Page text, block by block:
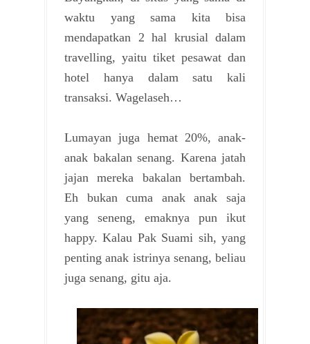
waktu yang sama kita bisa
mendapatkan 2 hal krusial dalam
travelling, yaitu tiket pesawat dan
hotel hanya dalam satu kali
transaksi. Wagelaseh…
Lumayan juga hemat 20%, anak-
anak bakalan senang. Karena jatah
jajan mereka bakalan bertambah.
Eh bukan cuma anak anak saja
yang seneng, emaknya pun ikut
happy. Kalau Pak Suami sih, yang
penting anak istrinya senang, beliau
juga senang, gitu aja.